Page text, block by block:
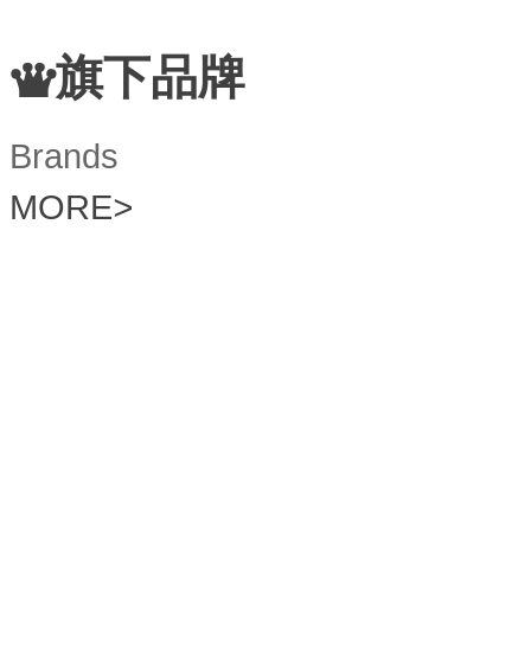
旗下品牌
Brands
MORE>